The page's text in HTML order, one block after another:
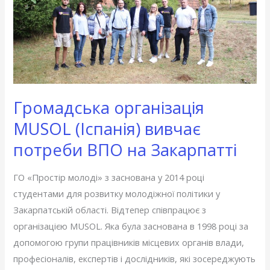
Громадська організація
MUSOL (Іспанія) вивчає
потреби ВПО на Закарпатті
ГО «Простір молоді» з заснована у 2014 році
студентами для розвитку молодіжної політики у
Закарпатській області. Відтепер співпрацює з
організацією MUSOL. Яка була заснована в 1998 році за
допомогою групи працівників місцевих органів влади,
професіоналів, експертів і дослідників, які зосереджують
(Іспанія)
вивчає
потреби
ВПО
на
Закарпатті